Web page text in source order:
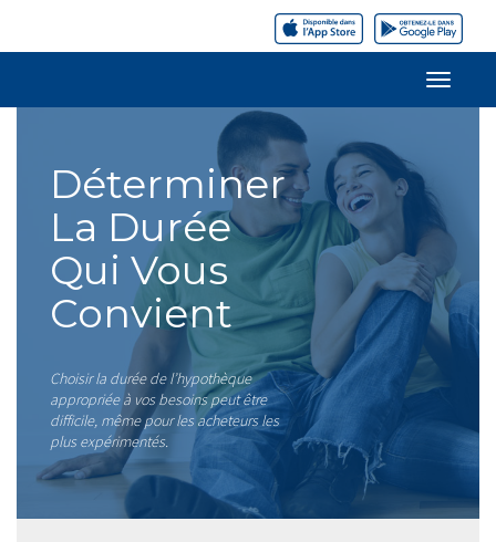
Déterminer
La Durée
Qui Vous
Convient
Choisir la durée de l’hypothèque
appropriée à vos besoins peut être
difficile, même pour les acheteurs les
plus expérimentés.